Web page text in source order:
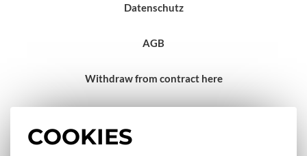
COOKIES
Datenschutz
AGB
Withdraw from contract here